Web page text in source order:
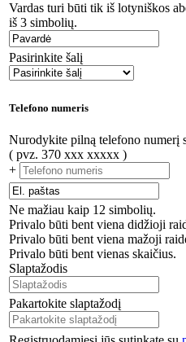
Vardas turi būti tik iš lotyniškos
iš 3 simbolių.
Pasirinkite šalį
Telefono numeris
Nurodykite pilną telefono numerį
( pvz. 370 xxx xxxxx )
+
Ne mažiau kaip 12 simbolių.
Privalo būti bent viena didžioji
Privalo būti bent viena mažoji
Privalo būti bent vienas skaičius.
Slaptažodis
Pakartokite slaptažodį